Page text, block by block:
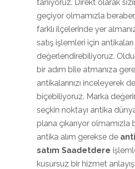
tanıyoruz. Direkt olarak
geçiyor olmamızla
farklı ilçelerinde yer
satış işlemleri için
değerlendirebiliyoruz.
bir adım bile atmanıza
antikalarınızı inceleyerek
biçebiliyoruz. Marka
seçkin noktayı antika
plana çıkarıyor olmamızla
antika alım gerekse de
satım Saadetdere
kusursuz bir hizmet